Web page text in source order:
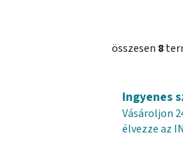
L
t
a
i
összesen 8
Ingyenes
Vásároljon
élvezze az